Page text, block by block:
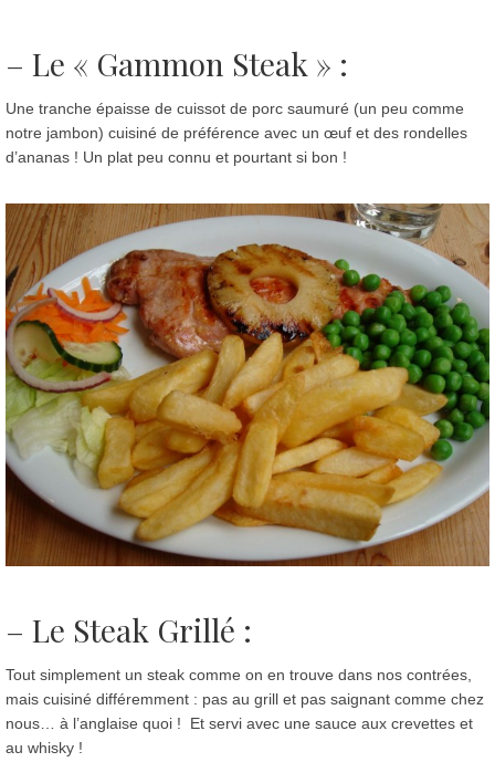
– Le « Gammon Steak » :
Une tranche épaisse de cuissot de porc saumuré (un peu comme
notre jambon) cuisiné de préférence avec un œuf et des rondelles
d’ananas ! Un plat peu connu et pourtant si bon !
– Le Steak Grillé :
Tout simplement un steak comme on en trouve dans nos contrées,
mais cuisiné différemment : pas au grill et pas saignant comme chez
nous… à l’anglaise quoi ! Et servi avec une sauce aux crevettes et
au whisky !